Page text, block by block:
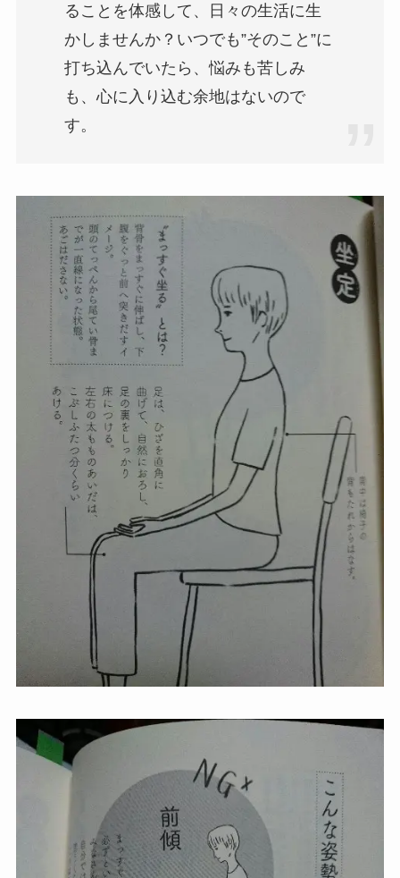
ることを体感して、日々の生活に生
かしませんか？いつでも”そのこと”に
打ち込んでいたら、悩みも苦しみ
も、心に入り込む余地はないので
す。